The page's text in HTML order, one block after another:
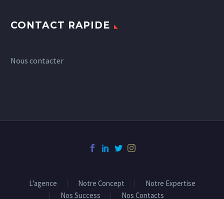
CONTACT RAPIDE
Nous contacter
L’agence Notre Concept
Notre Expertise
Nos Success
Nos Contacts